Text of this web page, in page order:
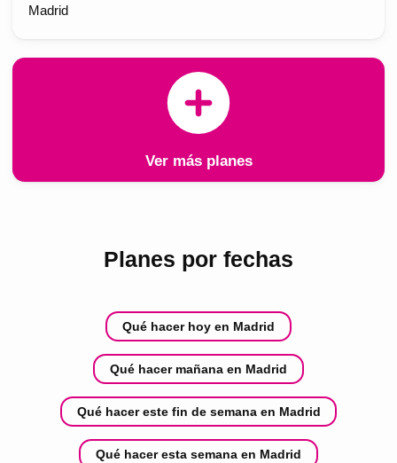
Madrid
Ver más planes
Planes por fechas
Qué hacer hoy en Madrid
Qué hacer mañana en Madrid
Qué hacer este fin de semana en Madrid
Qué hacer esta semana en Madrid